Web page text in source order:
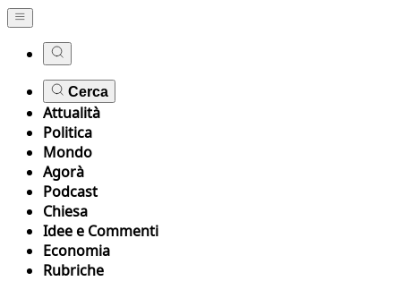
Cerca
Attualità
Politica
Mondo
Agorà
Podcast
Chiesa
Idee e Commenti
Economia
Rubriche